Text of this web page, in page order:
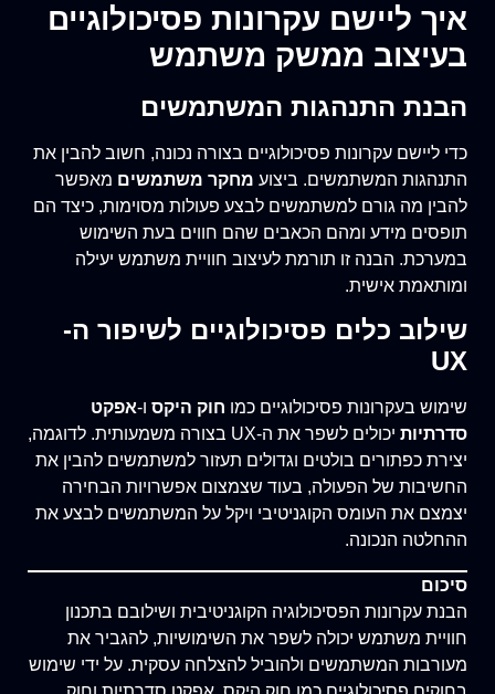
איך ליישם עקרונות פסיכולוגיים
בעיצוב ממשק משתמש
הבנת התנהגות המשתמשים
כדי ליישם עקרונות פסיכולוגיים בצורה נכונה, חשוב להבין את
התנהגות המשתמשים. ביצוע מחקר משתמשים מאפשר
להבין מה גורם למשתמשים לבצע פעולות מסוימות, כיצד הם
תופסים מידע ומהם הכאבים שהם חווים בעת השימוש
במערכת. הבנה זו תורמת לעיצוב חוויית משתמש יעילה
ומותאמת אישית.
שילוב כלים פסיכולוגיים לשיפור ה-
UX
שימוש בעקרונות פסיכולוגיים כמו חוק היקס ו-אפקט
סדרתיות
יכולים לשפר את ה-UX בצורה משמעותית. לדוגמה,
יצירת כפתורים בולטים וגדולים תעזור למשתמשים להבין את
החשיבות של הפעולה, בעוד שצמצום אפשרויות הבחירה
יצמצם את העומס הקוגניטיבי ויקל על המשתמשים לבצע את
ההחלטה הנכונה.
סיכום
הבנת עקרונות הפסיכולוגיה הקוגניטיבית ושילובם בתכנון
חוויית משתמש יכולה לשפר את השימושיות, להגביר את
מעורבות המשתמשים ולהוביל להצלחה עסקית. על ידי שימוש